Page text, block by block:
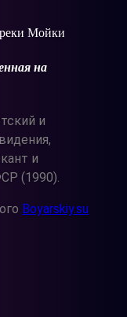
Мойки
на
и
и
(1990).
Boyarskiy.su